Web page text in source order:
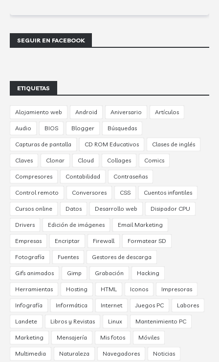
SEGUIR EN FACEBOOK
ETIQUETAS
Alojamiento web Android Aniversario Artículos
Audio BIOS Blogger Búsquedas
Capturas de pantalla CD ROM Educativos Clases de inglés
Claves Clonar Cloud Collages Comics
Compresores Contabilidad Contraseñas
Control remoto Conversores CSS Cuentos infantiles
Cursos online Datos Desarrollo web Disipador CPU
Drivers Edición de imágenes Email Marketing
Empresas Encriptar Firewall Formatear SD
Fotografía Fuentes Gestores de descarga
Gifs animados Gimp Grabación Hacking
Herramientas Hosting HTML Iconos Impresoras
Infografía Informática Internet Juegos PC Labores
Landete Libros y Revistas Linux Mantenimiento PC
Marketing Mensajería Mis fotos Móviles
Multimedia Naturaleza Navegadores Noticias